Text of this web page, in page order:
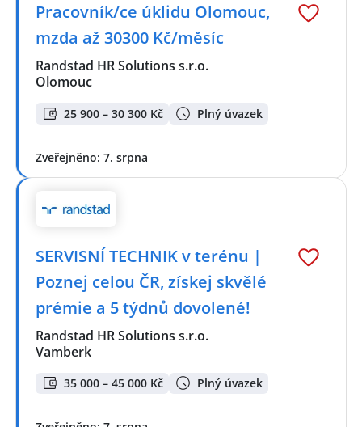
Pracovník/ce úklidu Olomouc,
mzda až 30300 Kč/měsíc
Randstad HR Solutions s.r.o.
Olomouc
25 900 – 30 300 Kč Plný úvazek
Zveřejněno: 7. srpna
SERVISNÍ TECHNIK v terénu |
Poznej celou ČR, získej skvělé
prémie a 5 týdnů dovolené!
Randstad HR Solutions s.r.o.
Vamberk
35 000 – 45 000 Kč Plný úvazek